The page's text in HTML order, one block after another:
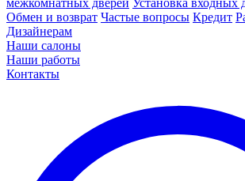
межкомнатных дверей Установка входных
Обмен и возврат Частые вопросы Кредит
Дизайнерам
Наши салоны
Наши работы
Контакты